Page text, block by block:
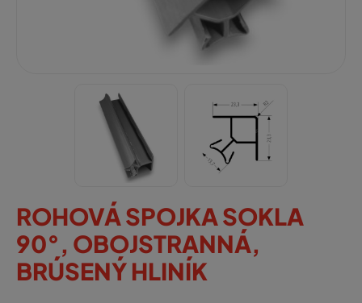
ROHOVÁ SPOJKA SOKLA
90°, OBOJSTRANNÁ,
BRÚSENÝ HLINÍK